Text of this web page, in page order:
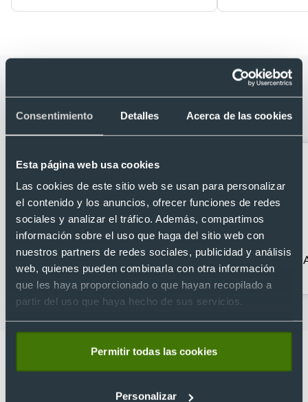
Consentimiento Detalles Acerca de las cookies
Esta página web usa cookies
Las cookies de este sitio web se usan para personalizar
el contenido y los anuncios, ofrecer funciones de redes
sociales y analizar el tráfico. Además, compartimos
información sobre el uso que haga del sitio web con
nuestros partners de redes sociales, publicidad y análisis
web, quienes pueden combinarla con otra información
que les haya proporcionado o que hayan recopilado a
partir del uso que haya hecho de sus servicios.
Permitir todas las cookies
Personalizar
Categorías relacionadas con Bandera
tamaño XL -100x70cm- en suave
poliéster
Acampada y
senderismo
Accesorios para
bicicleta